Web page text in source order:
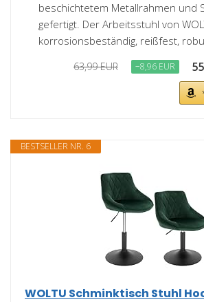
beschichtetem Metallrahmen und
gefertigt. Der Arbeitsstuhl von
korrosionsbeständig, reißfest,
63,99 EUR −8,96 EUR
BESTSELLER NR. 6
WOLTU Schminktisch Stuhl